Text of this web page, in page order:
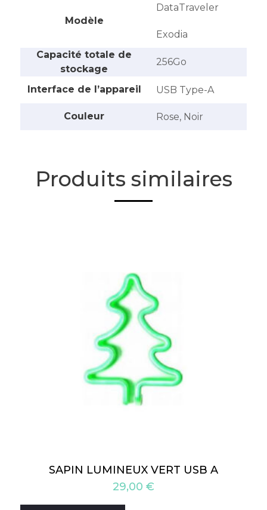
Modèle
DataTraveler
Exodia
Capacité totale de
stockage
256Go
Interface de l’appareil USB Type-A
Couleur Rose, Noir
Produits similaires
SAPIN LUMINEUX VERT USB A
29,00 €